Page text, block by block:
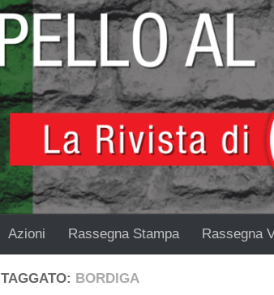
Azioni Rassegna Stampa Rassegna
TAGGATO: BORDIGA